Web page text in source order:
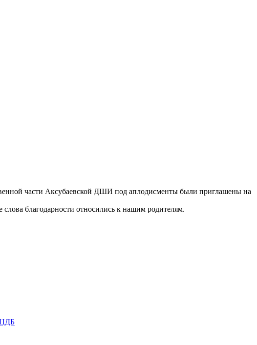
части Аксубаевской ДШИ под аплодисменты были приглашены на
благодарности относились к нашим родителям.
ЦДБ